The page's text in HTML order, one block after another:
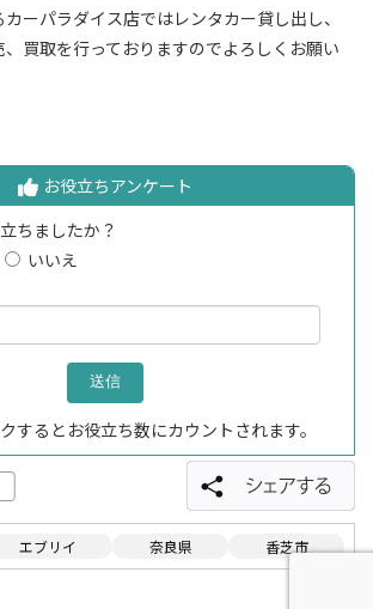
ーパラダイス店ではレンタカー貸し出し、
買取を行っておりますのでよろしくお願い
お役立ちアンケート
ちましたか？
いいえ
するとお役立ち数にカウントされます。
エブリイ 奈良県 香芝市